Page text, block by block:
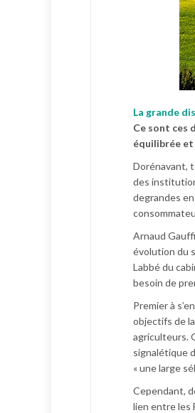
La grande
Ce sont ces
équilibrée et
Dorénavant,
des
degrandes
Arnaud
évolution du
Labbé du
besoin de
Premier à
objectifs de
agriculteurs.
signalétique
« une large
Cependant,
lien entre les